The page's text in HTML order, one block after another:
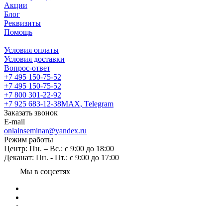
Акции
Блог
Реквизиты
Помощь
Условия оплаты
Условия доставки
Вопрос-ответ
+7 495 150-75-52
+7 495 150-75-52
+7 800 301-22-92
+7 925 683-12-38MAX, Telegram
Заказать звонок
E-mail
onlainseminar@yandex.ru
Режим работы
Центр: Пн. – Вс.: с 9:00 до 18:00
Деканат: Пн. - Пт.: с 9:00 до 17:00
Мы в соцсетях